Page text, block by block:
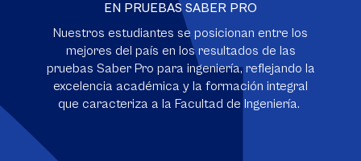
EN PRUEBAS SABER PRO
Nuestros estudiantes se posicionan entre los
mejores del país en los resultados de las
pruebas Saber Pro para ingeniería, reflejando la
excelencia académica y la formación integral
que caracteriza a la Facultad de Ingeniería.